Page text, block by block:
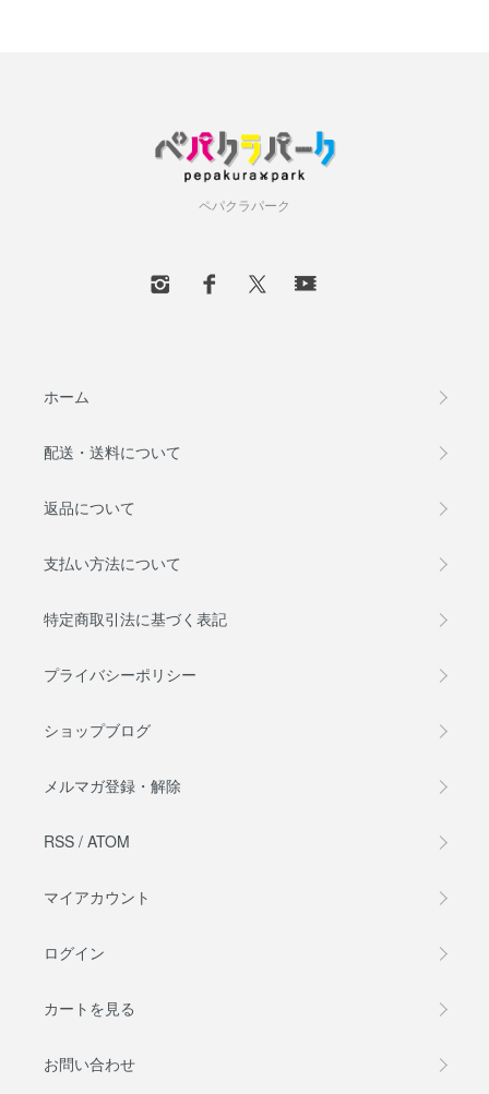
ペパクラパーク
ホーム
配送・送料について
返品について
支払い方法について
特定商取引法に基づく表記
プライバシーポリシー
ショップブログ
メルマガ登録・解除
RSS / ATOM
マイアカウント
ログイン
カートを見る
お問い合わせ